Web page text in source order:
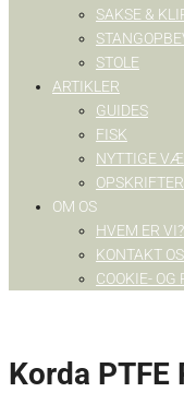
SAKSE &
STOLE
ARTIKLER
GUIDES
FISK
NYTTIGE
OPSKRIFTER
OM OS
HVEM ER VI?
KONTAKT OS
COOKIE- OG
Korda PTFE